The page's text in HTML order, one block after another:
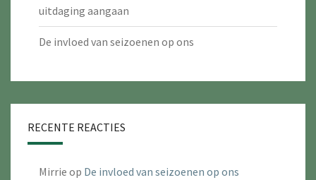
uitdaging aangaan
De invloed van seizoenen op ons
RECENTE REACTIES
Mirrie op De invloed van seizoenen op ons